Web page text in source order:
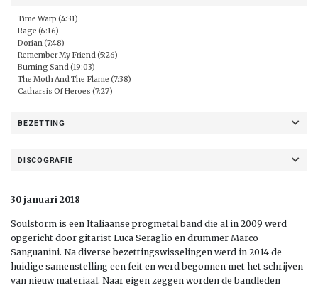
Time Warp (4:31)
Rage (6:16)
Dorian (7:48)
Remember My Friend (5:26)
Burning Sand (19:03)
The Moth And The Flame (7:38)
Catharsis Of Heroes (7:27)
BEZETTING
DISCOGRAFIE
30 januari 2018
Soulstorm is een Italiaanse progmetal band die al in 2009 werd
opgericht door gitarist Luca Seraglio en drummer Marco
Sanguanini. Na diverse bezettingswisselingen werd in 2014 de
huidige samenstelling een feit en werd begonnen met het schrijven
van nieuw materiaal. Naar eigen zeggen worden de bandleden